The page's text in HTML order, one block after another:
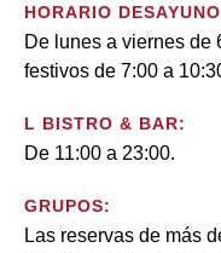
HORARIO
De lunes a viernes de
festivos de 7:00 a
L BISTRO & BAR:
De 11:00 a 23:00.
GRUPOS:
Las reservas de más